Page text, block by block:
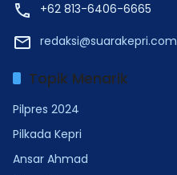
+62 813-6406-6665
redaksi@suarakepri.com
Topik Menarik
Pilpres 2024
Pilkada Kepri
Ansar Ahmad